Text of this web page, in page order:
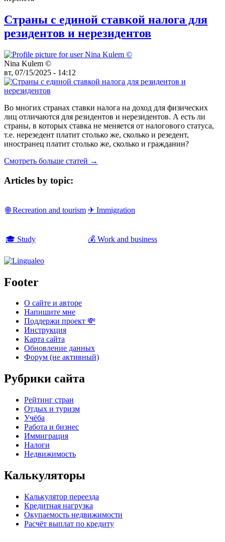
Страны с единой ставкой налога для
резидентов и нерезидентов
Nina Kulem ©️
вт, 07/15/2025 - 14:12
Во многих странах ставки налога на доход для физических
лиц отличаются для резидентов и нерезидентов. А есть ли
страны, в которых ставка не меняется от налогового статуса,
т.е. нерезедент платит столько же, сколько и резедент,
иностранец платит столько же, сколько и гражданин?
Смотреть больше статей →
Articles by topic:
🌐 Recreation and tourism ✈ Immigration
🎓 Study 💰 Work and business
Footer
О сайте и авторе
Напишите мне
Поддержи проект 💸
Инструкция
Карта сайта
Обновление данных
Форум (не активный)
Рубрики сайта
Рейтинг стран
Отдых и туризм
Учёба
Работа и бизнес
Иммиграция
Налоги
Недвижимость
Калькуляторы
Калькулятор переезда
Кредитная нагрузка
Окупаемость недвижимости
Расчёт выплат по кредиту